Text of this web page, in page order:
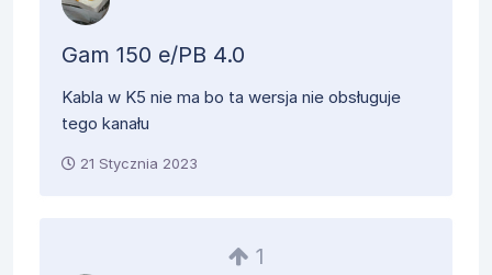
Gam 150 e/PB 4.0
Kabla w K5 nie ma bo ta wersja nie obsługuje
tego kanału
21 Stycznia 2023
1